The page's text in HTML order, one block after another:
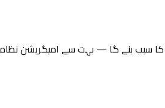
کا سبب بنے گا — بہت سے امیگریشن